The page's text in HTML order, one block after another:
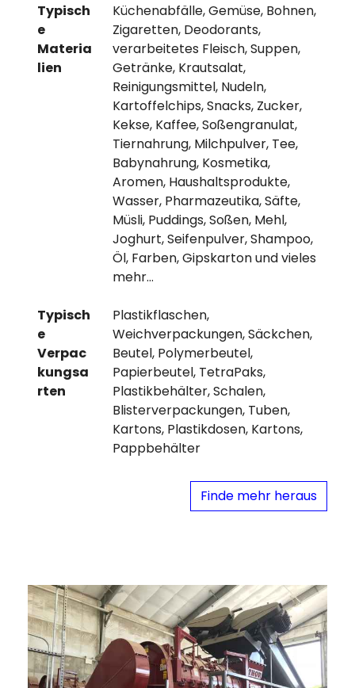
Typisch
e
Materia
lien
Küchenabfälle, Gemüse, Bohnen,
Zigaretten, Deodorants,
verarbeitetes Fleisch, Suppen,
Getränke, Krautsalat,
Reinigungsmittel, Nudeln,
Kartoffelchips, Snacks, Zucker,
Kekse, Kaffee, Soßengranulat,
Tiernahrung, Milchpulver, Tee,
Babynahrung, Kosmetika,
Aromen, Haushaltsprodukte,
Wasser, Pharmazeutika, Säfte,
Müsli, Puddings, Soßen, Mehl,
Joghurt, Seifenpulver, Shampoo,
Öl, Farben, Gipskarton und vieles
mehr…
Typisch
e
Verpac
kungsa
rten
Plastikflaschen,
Weichverpackungen, Säckchen,
Beutel, Polymerbeutel,
Papierbeutel, TetraPaks,
Plastikbehälter, Schalen,
Blisterverpackungen, Tuben,
Kartons, Plastikdosen, Kartons,
Pappbehälter
Finde mehr heraus